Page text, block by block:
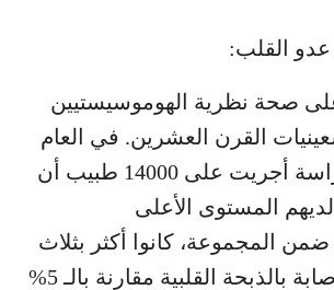
عدو القلب:
صحة نظرية الهوموسيستيين
القرن العشرين. في العام
1992 أظهرت دراسة أجريت على 14000 طبيب أن
لديهم المستوى الأعلى
المجموعة، كانوا أكثر بثلاث
مرات عرضة للإصابة بالذبحة القلبية مقارنة بالـ 5%